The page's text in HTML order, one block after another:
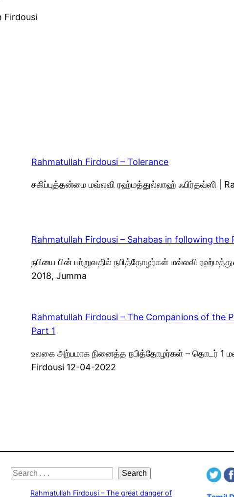
Firdousi
Rahmatullah Firdousi – Tolerance
சகிப்புத்தன்மை மவ்லவி ரஹ்மத்துல்லாஹ் ஃபிர்தவ்ஸி |
Rahmatullah Firdousi – Sahabas in following the
நபியை பின் பற்றுவதில் நபித்தோழர்கள் மவ்லவி
2018, Jumma
Rahmatullah Firdousi – The Companions of the
Part 1
உலகை அற்பமாக நினைத்த நபித்தோழர்கள் – தொடர் 1
Firdousi 12-04-2022
S
Search
Rahmatullah Firdousi – The great danger of